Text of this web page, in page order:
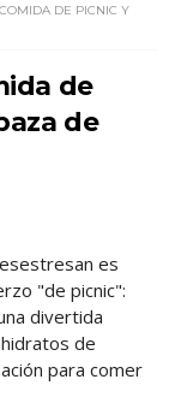
DE PICNIC Y
de
de
es
"de picnic":
divertida
de
para comer